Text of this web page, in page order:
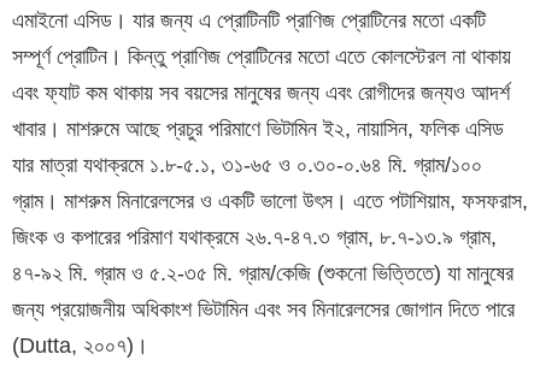
এমাইনো এসিড। যার জন্য এ প্রোটিনটি প্রাণিজ প্রোটিনের মতো একটি
সম্পূর্ণ প্রোটিন। কিন্তু প্রাণিজ প্রোটিনের মতো এতে কোলস্টেরল না থাকায়
এবং ফ্যাট কম থাকায় সব বয়সের মানুষের জন্য এবং রোগীদের জন্যও আদর্শ
খাবার। মাশরুমে আছে প্রচুর পরিমাণে ভিটামিন ই২, নায়াসিন, ফলিক এসিড
যার মাত্রা যথাক্রমে ১.৮-৫.১, ৩১-৬৫ ও ০.৩০-০.৬৪ মি. গ্রাম/১০০
গ্রাম। মাশরুম মিনারেলসের ও একটি ভালো উৎস। এতে পটাশিয়াম, ফসফরাস,
জিংক ও কপারের পরিমাণ যথাক্রমে ২৬.৭-৪৭.৩ গ্রাম, ৮.৭-১৩.৯ গ্রাম,
৪৭-৯২ মি. গ্রাম ও ৫.২-৩৫ মি. গ্রাম/কেজি (শুকনো ভিত্তিতে) যা মানুষের
জন্য প্রয়োজনীয় অধিকাংশ ভিটামিন এবং সব মিনারেলসের জোগান দিতে পারে
(Dutta, ২০০৭)।